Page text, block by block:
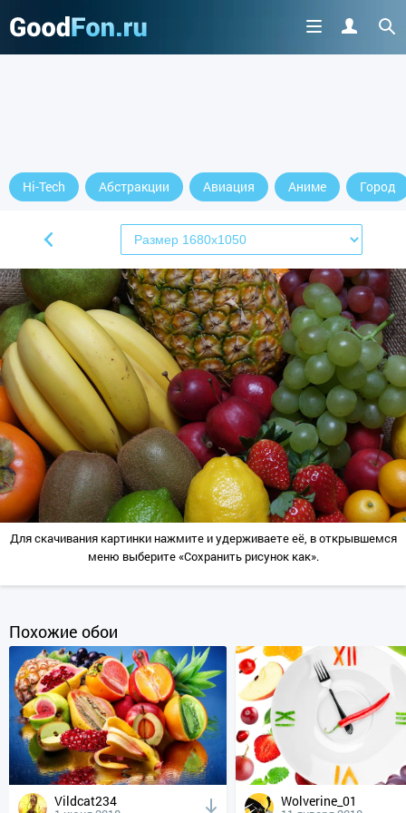
Hi-Tech Абстракции Авиация Аниме Город
Для скачивания картинки нажмите и удерживаете её, в открывшемся
меню выберите «Сохранить рисунок как».
Похожие обои
Vildcat234 Wolverine_01